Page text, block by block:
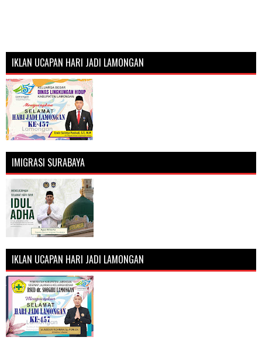
IKLAN UCAPAN HARI JADI LAMONGAN
IMIGRASI SURABAYA
IKLAN UCAPAN HARI JADI LAMONGAN